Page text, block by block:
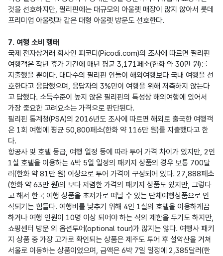
것을 선호하지만, 필리핀에는 대규모의 아울렛 매장이 많지 않아서 롯데
프리미엄 아울렛과 같은 대형 아울렛 방문도 선호한다.
7. 여행 소비 행태
국제 전자상거래 회사인 피코디(Picodi.com)의 조사에 따르면 필리핀
여행객은 작년 휴가 기간에 매년 평균 3,171페소(한화 약 30만 원)를
지출했을 뿐이다. 대다수의 필리핀 인들이 해외여행보다 국내 여행을 선
호한다고 응답했으며, 응답자의 3%만이 여행을 위해 저축하지 않는다
고 답했다. 소득수준이 높지 않은 필리핀의 특성상 해외여행에 있어서
가장 중요한 고려요소는 가격으로 판단된다.
필리핀 통계청(PSA)의 2016년도 조사에 따르면 해외로 출국한 여행객
은 1회 여행에 평균 50,800페소(한화 약 116만 원)를 지출했다고 한
다.
항공사 및 호텔 등급, 여행 일정 등에 따라 투어 가격 차이가 있지만, 2인
1실 호텔을 이용하는 4박 5일 일정의 패키지 상품의 경우 보통 700달
러(한화 약 81만 원) 이상으로 투어 가격이 구성되어 있다. 27,888페소
(한화 약 63만 원)의 보다 저렴한 가격의 패키지 상품도 있지만, 그렇다
고 해서 한국 여행 상품을 초저가로 떠날 수 있는 단체여행상품으로 인
식되기는 힘들다. 여행비를 낮추기 위해 4인 1실의 호텔을 이용하게끔
하거나 여행 인원이 10명 이상 되어야 하는 식의 제한을 두기도 하지만,
쇼핑센터 방문 외 옵션투어(optional tour)가 많지는 않다. 여행사 패키
지 상품 중 가장 고가로 확인되는 상품은 제주도 투어 후 설악산을 거쳐
서울로 이동하는 상품이었으며, 금액은 6박 7일 일정에 2,385달러(한